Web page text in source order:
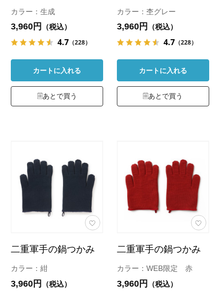
カラー：生成
3,960円 （税込）
4.7 （228）
カートに入れる
あとで買う
カラー：杢グレー
3,960円 （税込）
4.7 （228）
カートに入れる
あとで買う
二重軍手の鍋つかみ
カラー：紺
3,960円 （税込）
二重軍手の鍋つかみ
カラー：WEB限定 赤
3,960円 （税込）